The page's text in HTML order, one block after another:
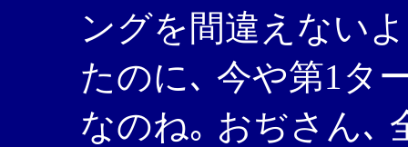
ングを間違えない
たのに､ 今や第1タ
なのね｡ おぢさん､